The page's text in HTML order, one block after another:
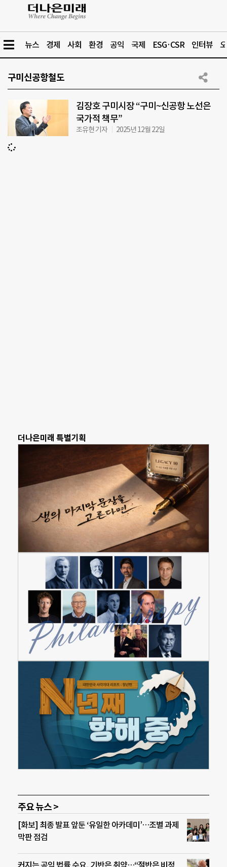
뉴스 경제 사회 환경 공익 국제 ESG·CSR 인터뷰
구미신공항철도
김장호 구미시장 “구미~신공항 노선은
국가적 책무”
조유현 기자 2025년 12월 22일
더나은미래 특별기획
주요 뉴스 >
[화보] 최종 발표 앞둔 ‘유일한 아카데미’…조별 과제
막판 점검
커지는 공익 법률 수요, 기반은 취약…“절반은 비정